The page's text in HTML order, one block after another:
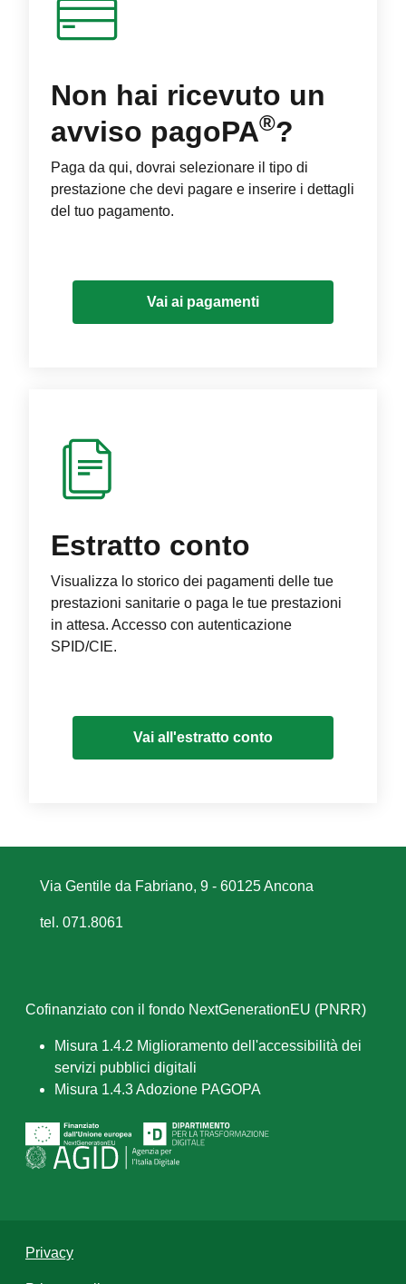
Non hai ricevuto un
avviso pagoPA®?
Paga da qui, dovrai selezionare il tipo di
prestazione che devi pagare e inserire i dettagli
del tuo pagamento.
Vai ai pagamenti
Estratto conto
Visualizza lo storico dei pagamenti delle tue
prestazioni sanitarie o paga le tue prestazioni
in attesa. Accesso con autenticazione
SPID/CIE.
Vai all'estratto conto
Via Gentile da Fabriano, 9 - 60125 Ancona
tel. 071.8061
Cofinanziato con il fondo NextGenerationEU (PNRR)
Misura 1.4.2 Miglioramento dell'accessibilità dei
servizi pubblici digitali
Misura 1.4.3 Adozione PAGOPA
Privacy